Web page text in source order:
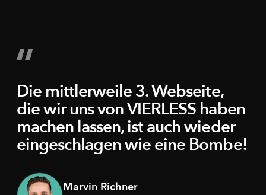
Die mittlerweile 3. Webseite,
die wir uns von VIERLESS haben
machen lassen, ist auch wieder
eingeschlagen wie eine Bombe!
Marvin Richner